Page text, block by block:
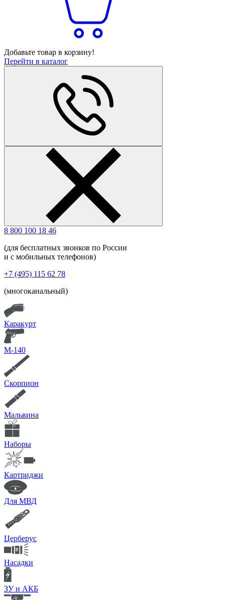
Добавьте товар в корзину!
Перейти в каталог
8 800 100 18 46
(для бесплатных звонков по России
и с мобильных телефонов)
+7 (495) 115 62 78
(многоканальный)
Каракурт
М-140
Скорпион
Мальвина
Наборы
Картриджи
Для МВД
Церберус
Насадки
ЗУ и АКБ